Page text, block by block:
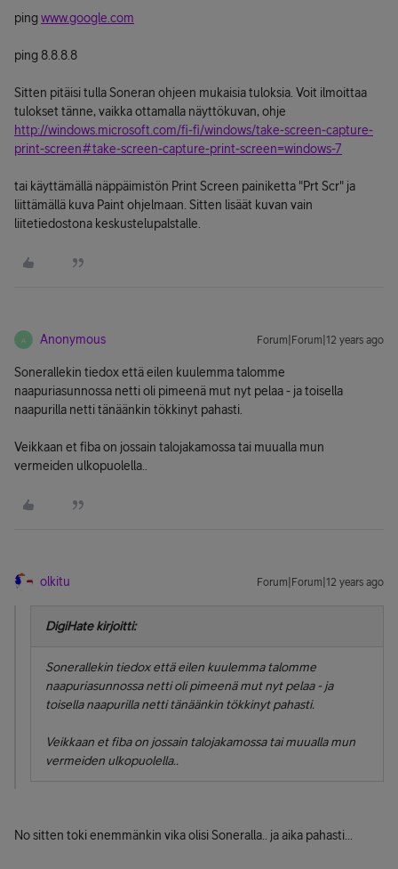
pingwww.google.com
ping 8.8.8.8
Sitten pitäisi tulla Soneran ohjeen mukaisia tuloksia. Voit ilmoittaa
tulokset tänne, vaikka ottamalla näyttökuvan, ohje
http://windows.microsoft.com/fi-fi/windows/take-screen-capture-
print-screen#take-screen-capture-print-screen=windows-7
tai käyttämällä näppäimistön Print Screen painiketta "Prt Scr" ja
liittämällä kuva Paint ohjelmaan. Sitten lisäät kuvan vain
liitetiedostona keskustelupalstalle.
A Anonymous Forum|Forum|12 years ago
Sonerallekin tiedox että eilen kuulemma talomme
naapuriasunnossa netti oli pimeenä mut nyt pelaa - ja toisella
naapurilla netti tänäänkin tökkinyt pahasti.
Veikkaan et fiba on jossain talojakamossa tai muualla mun
vermeiden ulkopuolella..
olkitu Forum|Forum|12 years ago
DigiHate kirjoitti:
Sonerallekin tiedox että eilen kuulemma talomme
naapuriasunnossa netti oli pimeenä mut nyt pelaa - ja
toisella naapurilla netti tänäänkin tökkinyt pahasti.
Veikkaan et fiba on jossain talojakamossa tai muualla mun
vermeiden ulkopuolella..
No sitten toki enemmänkin vika olisi Soneralla.. ja aika pahasti...